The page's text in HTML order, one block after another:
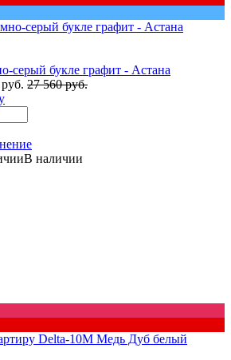
серый букле графит - Астана
27 560 руб.
В наличии